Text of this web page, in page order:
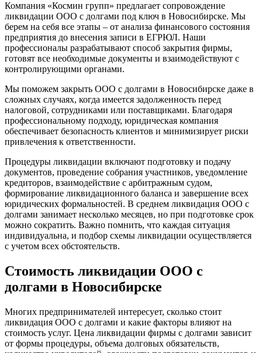
Компания «Космин групп» предлагает сопровождение
ликвидации ООО с долгами под ключ в Новосибирске. Мы
берем на себя все этапы – от анализа финансового состояния
предприятия до внесения записи в ЕГРЮЛ. Наши
профессионалы разрабатывают способ закрытия фирмы,
готовят все необходимые документы и взаимодействуют с
контролирующими органами.
Мы поможем закрыть ООО с долгами в Новосибирске даже в
сложных случаях, когда имеется задолженность перед
налоговой, сотрудниками или поставщиками. Благодаря
профессиональному подходу, юридическая компания
обеспечивает безопасность клиентов и минимизирует риски
привлечения к ответственности.
Процедуры ликвидации включают подготовку и подачу
документов, проведение собрания участников, уведомление
кредиторов, взаимодействие с арбитражным судом,
формирование ликвидационного баланса и завершение всех
юридических формальностей. В среднем ликвидация ООО с
долгами занимает несколько месяцев, но при подготовке срок
можно сократить. Важно помнить, что каждая ситуация
индивидуальна, и подбор схемы ликвидации осуществляется
с учетом всех обстоятельств.
Стоимость ликвидации ООО с
долгами в Новосибирске
Многих предпринимателей интересует, сколько стоит
ликвидация ООО с долгами и какие факторы влияют на
стоимость услуг. Цена ликвидации фирмы с долгами зависит
от формы процедуры, объема долговых обязательств,